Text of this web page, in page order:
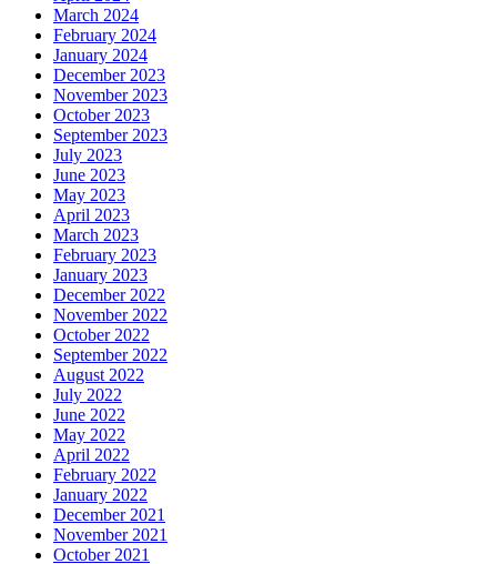
March 2024
February 2024
January 2024
December 2023
November 2023
October 2023
September 2023
July 2023
June 2023
May 2023
April 2023
March 2023
February 2023
January 2023
December 2022
November 2022
October 2022
September 2022
August 2022
July 2022
June 2022
May 2022
April 2022
February 2022
January 2022
December 2021
November 2021
October 2021